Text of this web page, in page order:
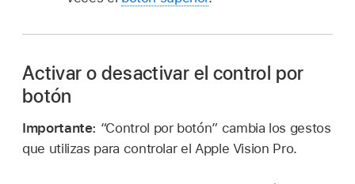
Activar o desactivar el control por
botón
Importante: “Control por botón” cambia los gestos
que utilizas para controlar el Apple Vision Pro.